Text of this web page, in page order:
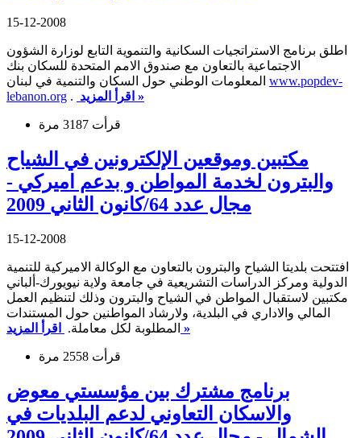
15-12-2008
اطلق برنامج الاستراتجيات السكانية والتنموية التابع لوزارة الشؤون
الاجتماعية بالتعاون مع صندوق الامم المتحدة للسكان بنك
www.popdev-
lebanon.org . اقرأ المزيد »
قرأت 3187 مرة
مكتبين وموقعين الإلكترونين في الشياح
والبترون لخدمة المواطن و بدعم اميركي -
مجال عدد 64/كانون الثاني 2009
15-12-2008
افتتحت بلديتا الشياح والبترون بالتعاون مع الوكالة الاميركية للتنمية
الدولية ومركز الدراسات التشريعية في جامعة ولاية نيويورك-ألباني
مكتبين لاستقبال المواطن في الشياح والبترون وذلك لتنظيم العمل
المالي والاداري في البلدية، ولارشاد المواطنين حول المستندات
المطلوبة لكل معاملة. اقرأ المزيد »
قرأت 2558 مرة
برنامج مشترك بين مؤسستي معوض
والاسكان التعاوني لدعم البلديات في